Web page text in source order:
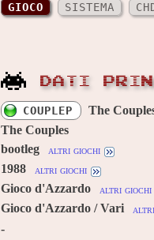
GIOCO SISTEMA
DATI
COUPLEP The
The Couples
bootleg altri giochi
1988 altri giochi
Gioco d'Azzardo altri giochi
Gioco d'Azzardo / Vari altri
-